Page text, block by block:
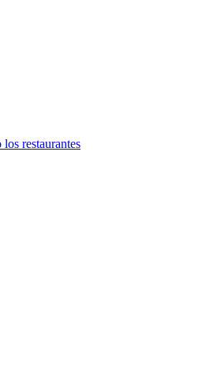
restaurantes